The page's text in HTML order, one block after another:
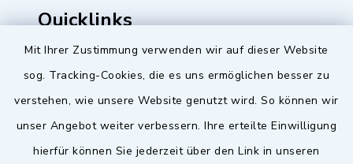
Mit Ihrer Zustimmung verwenden wir auf dieser Website
sog. Tracking-Cookies, die es uns ermöglichen besser zu
verstehen, wie unsere Website genutzt wird. So können wir
unser Angebot weiter verbessern. Ihre erteilte Einwilligung
hierfür können Sie jederzeit über den Link in unseren
Quicklinks
Baupilot
Serviceportal Baden-Württemberg
Website in Leichter Sprache